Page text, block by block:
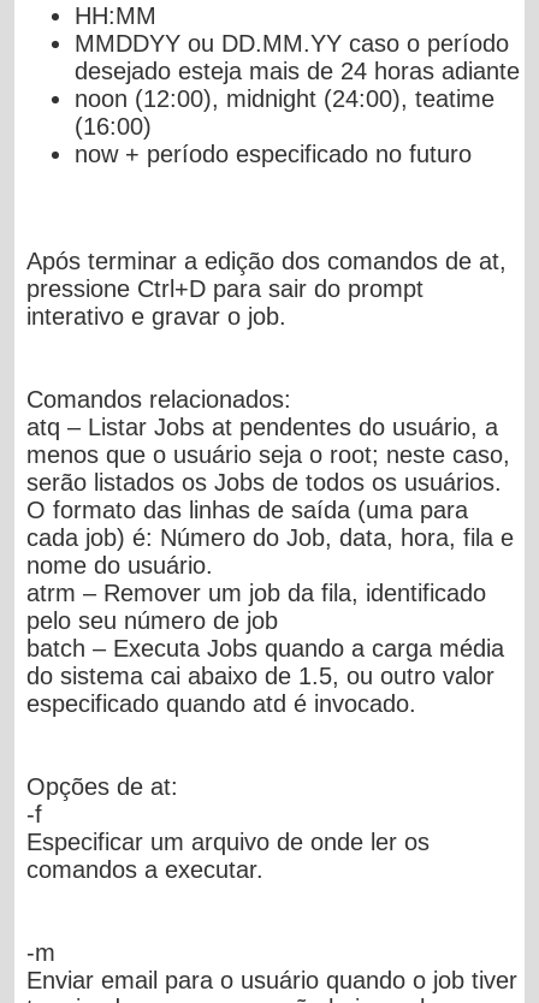
HH:MM
MMDDYY ou DD.MM.YY caso o período
desejado esteja mais de 24 horas adiante
noon (12:00), midnight (24:00), teatime
(16:00)
now + período especificado no futuro
Após terminar a edição dos comandos de at,
pressione Ctrl+D para sair do prompt
interativo e gravar o job.
Comandos relacionados:
atq – Listar Jobs at pendentes do usuário, a
menos que o usuário seja o root; neste caso,
serão listados os Jobs de todos os usuários.
O formato das linhas de saída (uma para
cada job) é: Número do Job, data, hora, fila e
nome do usuário.
atrm – Remover um job da fila, identificado
pelo seu número de job
batch – Executa Jobs quando a carga média
do sistema cai abaixo de 1.5, ou outro valor
especificado quando atd é invocado.
Opções de at:
-f
Especificar um arquivo de onde ler os
comandos a executar.
-m
Enviar email para o usuário quando o job tiver